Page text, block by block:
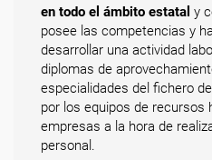
en todo el ámbito estatal y
posee las competencias y
desarrollar una actividad
diplomas de
especialidades del fichero
por los equipos de recursos
empresas a la hora de
personal.